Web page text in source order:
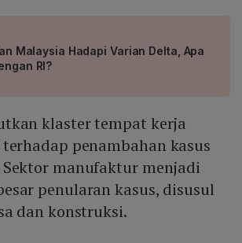
Malaysia Hadapi Varian Delta, Apa
RI?
klaster tempat kerja
penambahan kasus
Sektor manufaktur menjadi
penularan kasus, disusul
dan konstruksi.